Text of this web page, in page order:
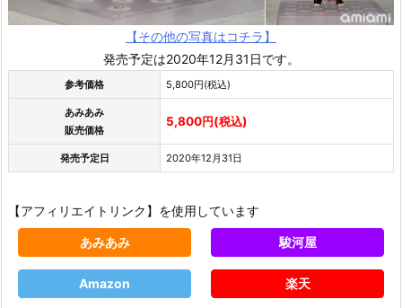
【その他の写真はコチラ】
発売予定は2020年12月31日です。
参考価格 5,800円(税込)
あみあみ
販売価格
5,800円(税込)
発売予定日 2020年12月31日
【アフィリエイトリンク】を使用しています
あみあみ 駿河屋
Amazon 楽天